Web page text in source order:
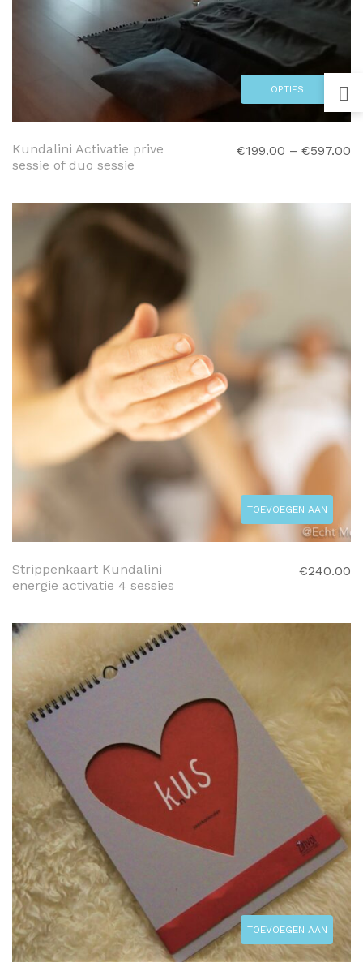
OPTIES
Kundalini Activatie prive
sessie of duo sessie
€199.00 – €597.00
TOEVOEGEN AAN
WINKELWAGEN
Strippenkaart Kundalini
energie activatie 4 sessies
€240.00
TOEVOEGEN AAN
WINKELWAGEN